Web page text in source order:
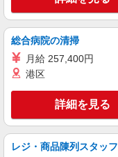
総合病院の清掃
月給 257,400円
港区
詳細を見る
レジ・商品陳列スタッフ